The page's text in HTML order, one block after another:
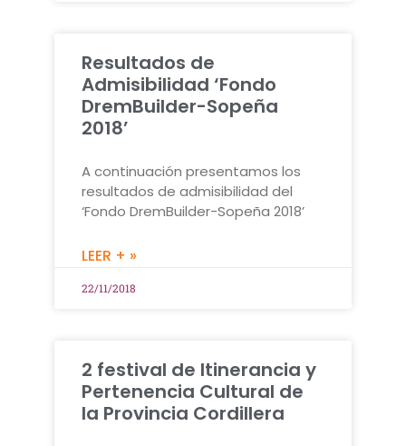
Resultados de
Admisibilidad ‘Fondo
DremBuilder-Sopeña
2018’
A continuación presentamos los
resultados de admisibilidad del
‘Fondo DremBuilder-Sopeña 2018’
LEER + »
22/11/2018
2 festival de Itinerancia y
Pertenencia Cultural de
la Provincia Cordillera